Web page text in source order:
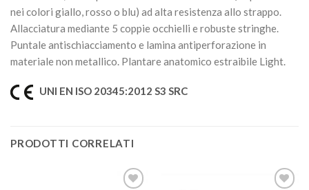
nei colori giallo, rosso o blu) ad alta resistenza allo strappo.
Allacciatura mediante 5 coppie occhielli e robuste stringhe.
Puntale antischiacciamento e lamina antiperforazione in
materiale non metallico. Plantare anatomico estraibile Light.
UNI EN ISO 20345:2012 S3 SRC
PRODOTTI CORRELATI